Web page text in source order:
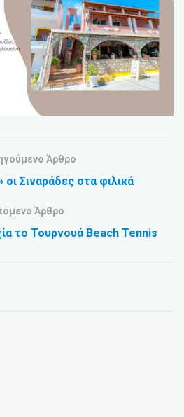
Άρθρο
οι Σιναράδες στα φιλικά
Άρθρο
το Τουρνουά Beach Tennis